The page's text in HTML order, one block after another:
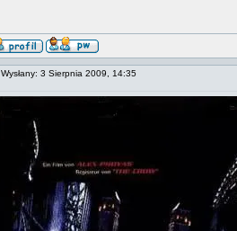
Wysłany: 3 Sierpnia 2009, 14:35